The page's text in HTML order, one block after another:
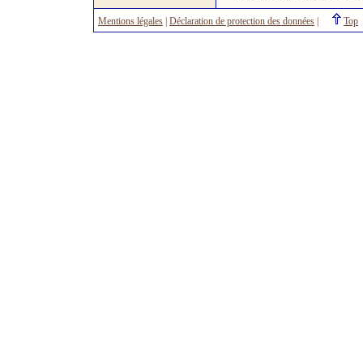
Mentions légales Déclaration de protection des données Top